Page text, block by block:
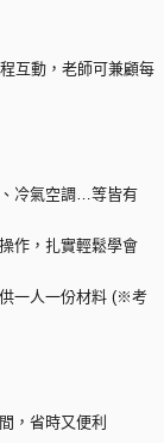
互動，老師可兼顧每
冷氣空調…等皆有
作，扎實輕鬆學會
一人一份材料 (※考
，省時又便利